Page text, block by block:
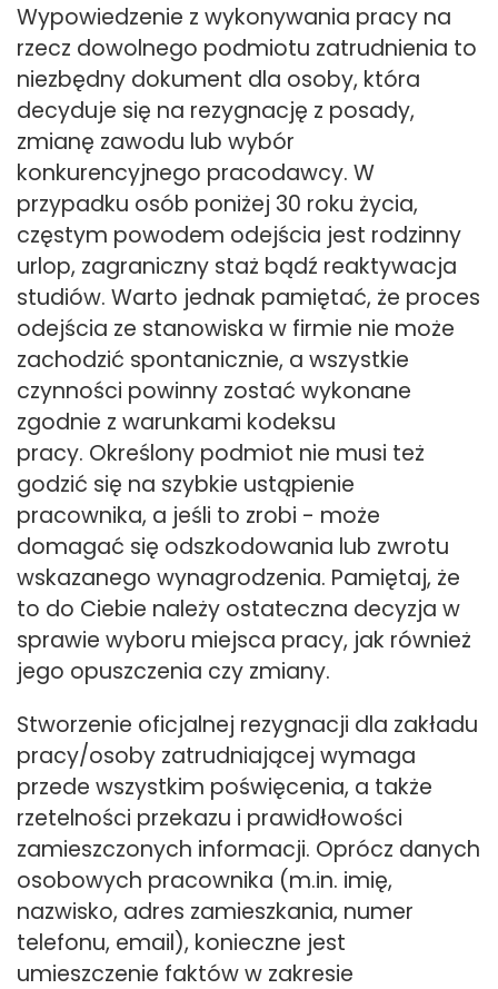
Wypowiedzenie z wykonywania pracy na
rzecz dowolnego podmiotu zatrudnienia to
niezbędny dokument dla osoby, która
decyduje się na rezygnację z posady,
zmianę zawodu lub wybór
konkurencyjnego pracodawcy. W
przypadku osób poniżej 30 roku życia,
częstym powodem odejścia jest rodzinny
urlop, zagraniczny staż bądź reaktywacja
studiów. Warto jednak pamiętać, że proces
odejścia ze stanowiska w firmie nie może
zachodzić spontanicznie, a wszystkie
czynności powinny zostać wykonane
zgodnie z warunkami kodeksu
pracy. Określony podmiot nie musi też
godzić się na szybkie ustąpienie
pracownika, a jeśli to zrobi - może
domagać się odszkodowania lub zwrotu
wskazanego wynagrodzenia. Pamiętaj, że
to do Ciebie należy ostateczna decyzja w
sprawie wyboru miejsca pracy, jak również
jego opuszczenia czy zmiany.
Stworzenie oficjalnej rezygnacji dla zakładu
pracy/osoby zatrudniającej wymaga
przede wszystkim poświęcenia, a także
rzetelności przekazu i prawidłowości
zamieszczonych informacji. Oprócz danych
osobowych pracownika (m.in. imię,
nazwisko, adres zamieszkania, numer
telefonu, email), konieczne jest
umieszczenie faktów w zakresie